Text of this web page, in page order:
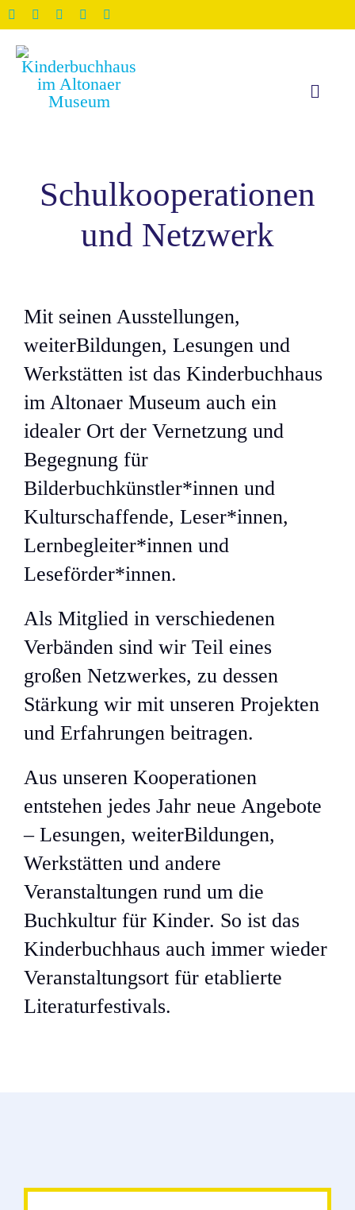
Zum
springen
Toggle
AGB
Schulkooperationen
und Netzwerk
Mit seinen Ausstellungen,
weiterBildungen, Lesungen und
Werkstätten ist das Kinderbuchhaus
im Altonaer Museum auch ein
idealer Ort der Vernetzung und
Begegnung für
Bilderbuchkünstler*innen und
Kulturschaffende, Leser*innen,
Lernbegleiter*innen und
Leseförder*innen.
Als Mitglied in verschiedenen
Verbänden sind wir Teil eines
großen Netzwerkes, zu dessen
Stärkung wir mit unseren Projekten
und Erfahrungen beitragen.
Aus unseren Kooperationen
entstehen jedes Jahr neue Angebote
– Lesungen, weiterBildungen,
Werkstätten und andere
Veranstaltungen rund um die
Buchkultur für Kinder. So ist das
Kinderbuchhaus auch immer wieder
Veranstaltungsort für etablierte
Literaturfestivals.